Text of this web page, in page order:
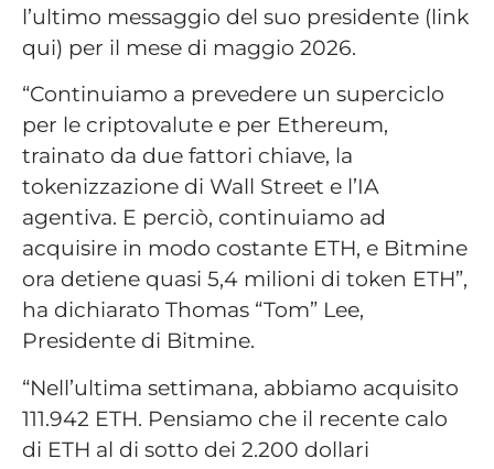
l’ultimo messaggio del suo presidente (link
qui) per il mese di maggio 2026.
“Continuiamo a prevedere un superciclo
per le criptovalute e per Ethereum,
trainato da due fattori chiave, la
tokenizzazione di Wall Street e l’IA
agentiva. E perciò, continuiamo ad
acquisire in modo costante ETH, e Bitmine
ora detiene quasi 5,4 milioni di token ETH”,
ha dichiarato Thomas “Tom” Lee,
Presidente di Bitmine.
“Nell’ultima settimana, abbiamo acquisito
111.942 ETH. Pensiamo che il recente calo
di ETH al di sotto dei 2.200 dollari